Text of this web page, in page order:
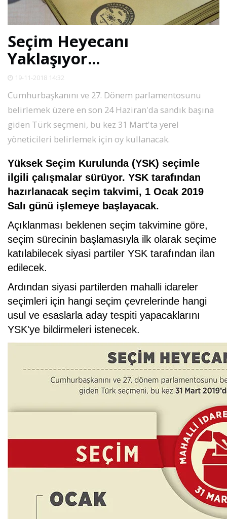
DÜNYA
VİDEO
RESMİ
REKLAMLAR
Seçim Heyecanı
Yaklaşıyor...
19-11-2018 14:32
Cumhurbaşkanını ve 27. Dönem parlamentosunu
belirlemek üzere en son 24 Haziran'da sandık başına
giden Türk seçmeni, bu kez 31 Mart'ta yerel
yöneticileri belirlemek için oy kullanacak.
Yüksek Seçim Kurulunda (YSK) seçimle
ilgili çalışmalar sürüyor. YSK tarafından
hazırlanacak seçim takvimi, 1 Ocak 2019
Salı günü işlemeye başlayacak.
Açıklanması beklenen seçim takvimine göre,
seçim sürecinin başlamasıyla ilk olarak seçime
katılabilecek siyasi partiler YSK tarafından ilan
edilecek.
Ardından siyasi partilerden mahalli idareler
seçimleri için hangi seçim çevrelerinde hangi
usul ve esaslarla aday tespiti yapacaklarını
YSK'ye bildirmeleri istenecek.